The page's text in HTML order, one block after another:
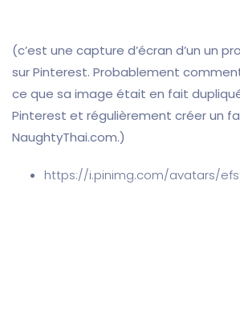
(c’est une capture d’écran d’un un
sur Pinterest. Probablement
ce que sa image était en fait
Pinterest et régulièrement créer un
NaughtyThai.com.)
https://i.pinimg.com/avatars/